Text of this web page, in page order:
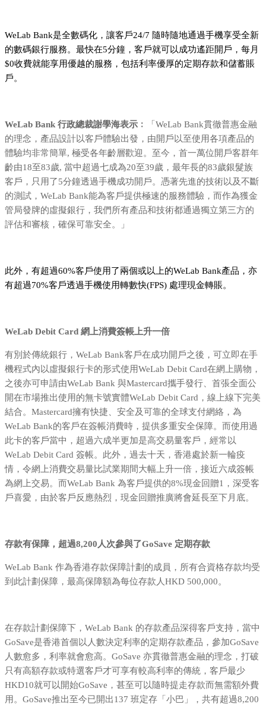
WeLab Bank是全數碼化，讓客戶24/7 隨時隨地通過手機享受全新
的數碼銀行服務。最快在5分鐘，客戶就可以成功遙距開戶，每月
$0收費就能享用優越的服務，包括利率優厚的定期存款和儲蓄賬
戶。
WeLab Bank 行政總裁謝學海表示﹕
「WeLab Bank貫徹普惠金融
的理念，產品設計以客戶體驗出發，由開戶以至使用各項產品的
體驗均非常簡單, 極受各年齡層歡迎。至今，首一萬位開戶客群年
齡由18至83歲, 當中超過七成為20至39歲，最年長的83歲銀髮族
客戶，只用了5分鐘透過手機成功開戶。憑著先進的技術以及不斷
的測試，WeLab Bank能為客戶提供極速的服務體驗，而作為獲金
管局發牌的虛擬銀行，我們所有產品和技術都通過獨立第三方的
評估和審核，確保可靠安全。」
此外，有超過60%客戶使用了兩個或以上的WeLab Bank產品，亦
有超過70%客戶透過手機使用轉數快(FPS) 處理現金轉賬。
WeLab Debit Card 網上消費簽帳上升一倍
有別於傳統銀行，WeLab Bank客戶在成功開戶之後，可立即在手
機程式內以虛擬銀行卡的形式使用WeLab Debit Card在網上購物，
之後亦可申請由WeLab Bank 與Mastercard攜手發行、首張全面公
開在市場推出使用的無卡號實體WeLab Debit Card，線上線下完美
結合。Mastercard擁有快捷、安全及可靠的全球支付網絡，為
WeLab Bank的客戶在簽帳消費時，提供多重安全保障。而使用過
此卡的客戶當中，超過六成半更加是高交易量客戶，經常以
WeLab Debit Card 簽帳。此外，過去十天，香港處於新一輪疫
情，令網上消費交易量比試業期間大幅上升一倍，接近六成簽帳
為網上交易。而WeLab Bank 為客戶提供的8%現金回贈1，深受客
戶喜愛，由於客戶反應熱烈，現金回贈推廣將會延長至下月底。
存款有保障，超過8,200人次參與了GoSave 定期存款
WeLab Bank 作為香港存款保障計劃的成員，所有合資格存款均受
到此計劃保障，最高保障額為每位存款人HKD 500,000。
在存款計劃保障下，WeLab Bank 的存款產品深得客戶支持，當中
GoSave是香港首個以人數決定利率的定期存款產品，參加GoSave
人數愈多，利率就會愈高。GoSave 亦貫徹普惠金融的理念，打破
只有高額存款或特選客戶才可享有較高利率的傳統，客戶最少
HKD10就可以開始GoSave，甚至可以隨時提走存款而無需額外費
用。GoSave推出至今已開出137 班定存「小巴」，共有超過8,200